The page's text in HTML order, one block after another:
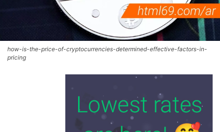
how-is-the-price-of-cryptocurrencies-determined-effective-factors-in-
pricing